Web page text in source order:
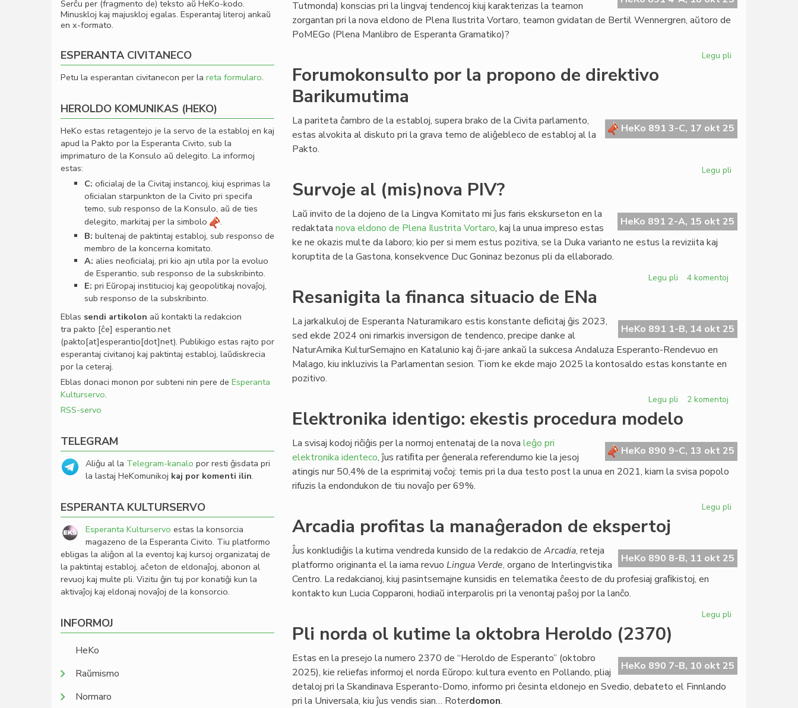
Tutmonda) konscias pri la lingvaj tendencoj kiuj karakterizas la teamon
zorgantan pri la nova eldono de Plena Ilustrita Vortaro, teamon gvidatan de Bertil Wennergren, aŭtoro de
PoMEGo (Plena Manlibro de Esperanta Gramatiko)?
Legu pli
konscias
pri
Forumokonsulto por la propono de direktivo
Barikumutima
HeKo 891 3-C, 17 okt 25
La pariteta ĉambro de la establoj, supera brako de la Civita parlamento,
estas alvokita al diskuto pri la grava temo de aliĝebleco de establoj al la
Pakto.
Legu pli
propono
de
Survoje al (mis)nova PIV?
HeKo 891 2-A, 15 okt 25
Laŭ invito de la dojeno de la Lingva Komitato mi ĵus faris ekskurseton en la
redaktata nova eldono de Plena Ilustrita Vortaro, kaj la unua impreso estas
ke ne okazis multe da laboro; kio per si mem estus pozitiva, se la Duka varianto ne estus la reviziita kaj
koruptita de la Gastona, konsekvence Duc Goninaz bezonus pli da ellaborado.
Legu pli pri
PIV?
4 komentoj
Resanigita la financa situacio de ENa
HeKo 891 1-B, 14 okt 25
La jarkalkuloj de Esperanta Naturamikaro estis konstante deﬁcitaj ĝis 2023,
sed ekde 2024 oni rimarkis inversigon de tendenco, precipe danke al
NaturAmika KulturSemajno en Katalunio kaj ĉi-jare ankaŭ la sukcesa Andaluza Esperanto-Rendevuo en
Malago, kiu inkluzivis la Parlamentan sesion. Tiom ke ekde majo 2025 la kontosaldo estas konstante en
pozitivo.
Legu pli
la
situacio
de
ENa
2 komentoj
Elektronika identigo: ekestis procedura modelo
HeKo 890 9-C, 13 okt 25
La svisaj kodoj riĉiĝis per la normoj entenataj de la nova leĝo pri
elektronika identeco, ĵus ratiﬁta per ĝenerala referendumo kie la jesoj
atingis nur 50,4% de la esprimitaj voĉoj: temis pri la dua testo post la unua en 2021, kiam la svisa popolo
rifuzis la endondukon de tiu novaĵo per 69%.
Legu pli
procedura
modelo
Arcadia profitas la manaĝeradon de ekspertoj
HeKo 890 8-B, 11 okt 25
Ĵus konkludiĝis la kutima vendreda kunsido de la redakcio de Arcadia, reteja
platformo originanta el la iama revuo Lingua Verde, organo de Interlingvistika
Centro. La redakcianoj, kiuj pasintsemajne kunsidis en telematika ĉeesto de du profesiaj graﬁkistoj, en
kontakto kun Lucia Copparoni, hodiaŭ interparolis pri la venontaj paŝoj por la lanĉo.
Legu pli
manaĝeradon
de
Pli norda ol kutime la oktobra Heroldo (2370)
HeKo 890 7-B, 10 okt 25
Estas en la presejo la numero 2370 de “Heroldo de Esperanto” (oktobro
2025), kie reliefas informoj el norda Eŭropo: kultura evento en Pollando, pliaj
detaloj pri la Skandinava Esperanto-Domo, informo pri ĉesinta eldonejo en Svedio, debateto el Finnlando
pri la Universala, kiu ĵus vendis sian… Roterdomon.
Serĉu per (fragmento de) teksto aŭ HeKo-kodo.
Minuskloj kaj majuskloj egalas. Esperantaj literoj ankaŭ
en x-formato.
ESPERANTA CIVITANECO
Petu la esperantan civitanecon per la reta formularo.
HEROLDO KOMUNIKAS (HEKO)
HeKo estas retagentejo je la servo de la establoj en kaj
apud la Pakto por la Esperanta Civito, sub la
imprimaturo de la Konsulo aŭ delegito. La informoj
estas:
C: oﬁcialaj de la Civitaj instancoj, kiuj esprimas la
oﬁcialan starpunkton de la Civito pri specifa
temo, sub responso de la Konsulo, aŭ de ties
delegito, markitaj per la simbolo
.
B: bultenaj de paktintaj establoj, sub responso de
membro de la koncerna komitato.
A: alies neoﬁcialaj, pri kio ajn utila por la evoluo
de Esperantio, sub responso de la subskribinto.
E: pri Eŭropaj institucioj kaj geopolitikaj novaĵoj,
sub responso de la subskribinto.
Eblas sendi artikolon aŭ kontakti la redakcion
tra pakto [ĉe] esperantio.net
(pakto[at]esperantio[dot]net). Publikigo estas rajto por
esperantaj civitanoj kaj paktintaj establoj, laŭdiskrecia
por la ceteraj.
Eblas donaci monon por subteni nin pere de Esperanta
Kulturservo.
RSS-servo
TELEGRAM
Aliĝu al la Telegram-kanalo por resti ĝisdata pri
la lastaj HeKomunikoj kaj por komenti ilin.
ESPERANTA KULTURSERVO
Esperanta Kulturservo estas la konsorcia
magazeno de la Esperanta Civito. Tiu platformo
ebligas la aliĝon al la eventoj kaj kursoj organizataj de
la paktintaj establoj, aĉeton de eldonaĵoj, abonon al
revuoj kaj multe pli. Vizitu ĝin tuj por konatiĝi kun la
aktivaĵoj kaj eldonaj novaĵoj de la konsorcio.
INFORMOJ
HeKo
Raŭmismo
Normaro